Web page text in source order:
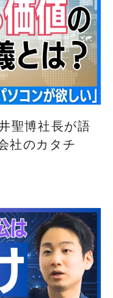
聖博社長が語
社のカタチ